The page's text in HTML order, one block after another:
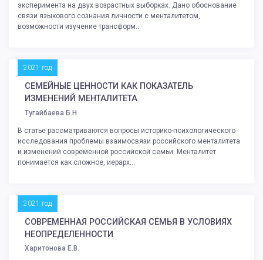
эксперимента на двух возрастных выборках. Дано обоснование
связи языкового сознания личности с менталитетом,
возможности изучение трансформ...
2021 год
СЕМЕЙНЫЕ ЦЕННОСТИ КАК ПОКАЗАТЕЛЬ
ИЗМЕНЕНИЙ МЕНТАЛИТЕТА
Тугайбаева Б.Н.
В статье рассматриваются вопросы историко-психологического
исследования проблемы взаимосвязи российского менталитета
и изменений современной российской семьи. Менталитет
понимается как сложное, иерарх...
2021 год
СОВРЕМЕННАЯ РОССИЙСКАЯ СЕМЬЯ В УСЛОВИЯХ
НЕОПРЕДЕЛЕННОСТИ
Харитонова Е.В.